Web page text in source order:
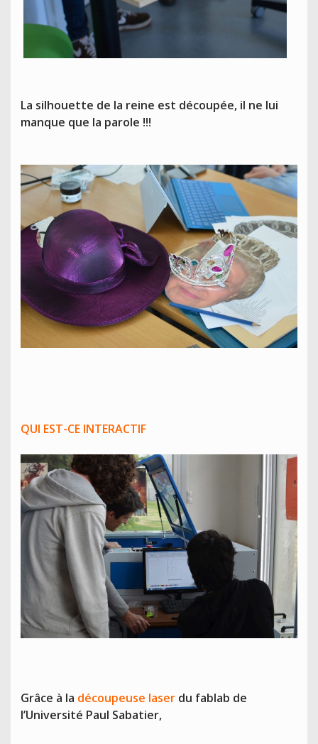
La silhouette de la reine est découpée, il ne lui
manque que la parole !!!
QUI EST-CEINTERACTIF
Grâce à la découpeuse laser du fablab de
l’Université Paul Sabatier,